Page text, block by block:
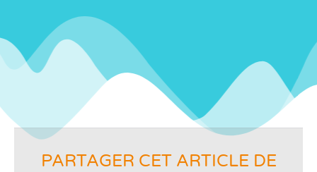
PARTAGER CET ARTICLE DE